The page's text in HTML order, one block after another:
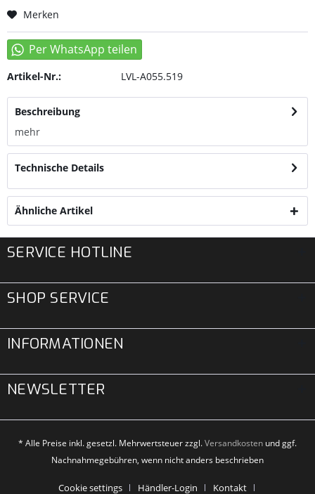
Merken
Artikel-Nr.: LVL-A055.519
Beschreibung
mehr
Technische Details
Ähnliche Artikel
SERVICE HOTLINE
SHOP SERVICE
INFORMATIONEN
NEWSLETTER
* Alle Preise inkl. gesetzl. Mehrwertsteuer zzgl.Versandkosten und ggf.
Nachnahmegebühren, wenn nicht anders beschrieben
Cookie settings Händler-Login Kontakt